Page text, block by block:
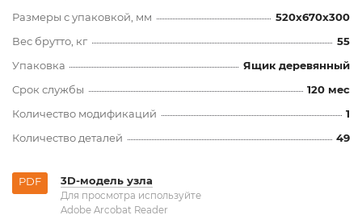
Размеры с упаковкой, мм
520x670x300
Вес брутто, кг
55
Упаковка
Ящик деревянный
Срок службы
120 мес
Количество модификаций
1
Количество деталей
49
PDF 3D-модель узла
Для просмотра используйте
Adobe Arcobat Reader